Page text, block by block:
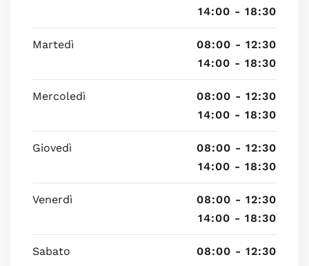
14:00 - 18:30
Martedì
08:00 - 12:30
14:00 - 18:30
Mercoledì
08:00 - 12:30
14:00 - 18:30
Giovedì
08:00 - 12:30
14:00 - 18:30
Venerdì
08:00 - 12:30
14:00 - 18:30
Sabato 08:00 - 12:30